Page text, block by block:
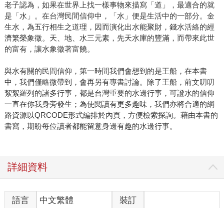
老子認為，如果在世界上找一樣事物來描寫「道」，最適合的就
是「水」。在台灣民間信仰中，「水」便是生活中的一部分。金
生水，為五行相生之道理，因而演化出水能聚財，錢水活絡的經
濟繁榮象徵。天、地、水三元素，先天水庫的豐滿，而帶來此世
的富有，讓水象徵著富饒。
與水有關的民間信仰，第一時間我們會想到的是王船，在本書
中，我們僅略微帶到，會再另有專書討論。除了王船，前文叨叨
絮絮羅列的諸多行事，都是台灣重要的水邊行事，可證水的信仰
一直在你我身旁發生；為使閱讀有更多趣味，我們亦將合適的網
路資源以QRCODE形式編排於內頁，方便檢索探詢。藉由本書的
書寫，期盼每位讀者都能留意身邊有趣的水邊行事。
詳細資料
語言 中文繁體
裝訂